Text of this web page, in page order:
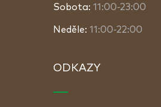
Sobota: 11:00-23:00
Neděle: 11:00-22:00
ODKAZY